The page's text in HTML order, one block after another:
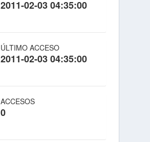
2011-02-03 04:35:00
ÚLTIMO ACCESO
2011-02-03 04:35:00
ACCESOS
0